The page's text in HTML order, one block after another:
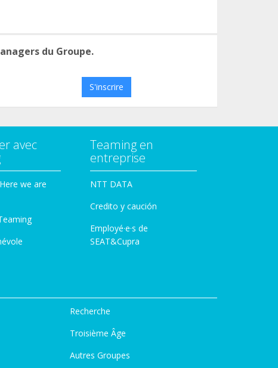
du Groupe.
S'inscrire
avec
we are
Teaming en
entreprise
NTT DATA
Credito y caución
Employé·e·s de
SEAT&Cupra
Recherche
Troisième Âge
Autres Groupes